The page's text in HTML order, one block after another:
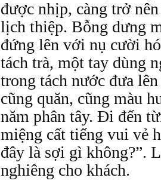
được nhịp, càng trở
lịch thiệp. Bỗng dưng
đứng lên với nụ cười
tách trà, một tay dùng
trong tách nước đưa
cũng quăn, cũng màu
năm phân tây. Đi đến
miệng cất tiếng vui vẻ
đây là sợi gì không?”.
nghiêng cho khách.